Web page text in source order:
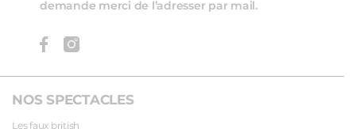
NOS SPECTACLES
Les faux british
demande merci de l’adresser par mail.